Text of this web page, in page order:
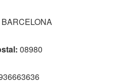
BARCELONA
08980